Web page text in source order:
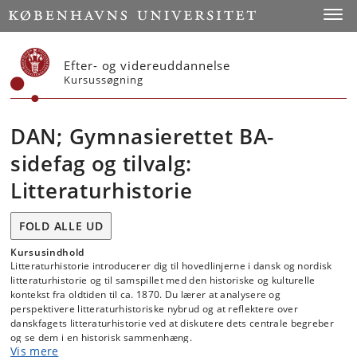
Start
Efter- og videreuddannelse
Kursussøgning
DAN; Gymnasierettet BA-
sidefag og tilvalg:
Litteraturhistorie
FOLD ALLE UD
Kursusindhold
Litteraturhistorie introducerer dig til hovedlinjerne i dansk og nordisk
litteraturhistorie og til samspillet med den historiske og kulturelle
kontekst fra oldtiden til ca. 1870. Du lærer at analysere og
perspektivere litteraturhistoriske nybrud og at reflektere over
danskfagets litteraturhistorie ved at diskutere dets centrale begreber
og se dem i en historisk sammenhæng.
Vis mere